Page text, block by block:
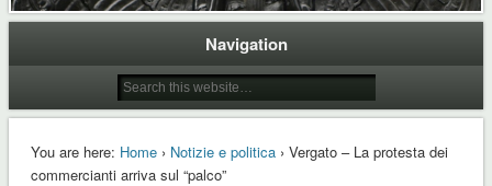
Navigation
You are here: Home› Notizie e politica› Vergato – La protesta dei
commercianti arriva sul “palco”